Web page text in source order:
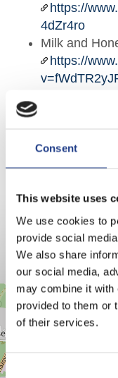
Consent
This website uses
We use cookies to
provide social
We also share
our social media,
may combine it with
provided to them or
of their services.
Consent Selection
https://
4dZr4ro
Milk and
https://
+
−
HELYSZÍNEK